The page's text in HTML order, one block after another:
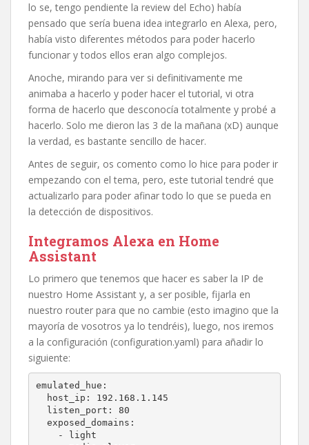
lo se, tengo pendiente la review del Echo) había
pensado que sería buena idea integrarlo en Alexa, pero,
había visto diferentes métodos para poder hacerlo
funcionar y todos ellos eran algo complejos.
Anoche, mirando para ver si definitivamente me
animaba a hacerlo y poder hacer el tutorial, vi otra
forma de hacerlo que desconocía totalmente y probé a
hacerlo. Solo me dieron las 3 de la mañana (xD) aunque
la verdad, es bastante sencillo de hacer.
Antes de seguir, os comento como lo hice para poder ir
empezando con el tema, pero, este tutorial tendré que
actualizarlo para poder afinar todo lo que se pueda en
la detección de dispositivos.
Integramos Alexa en Home
Assistant
Lo primero que tenemos que hacer es saber la IP de
nuestro Home Assistant y, a ser posible, fijarla en
nuestro router para que no cambie (esto imagino que la
mayoría de vosotros ya lo tendréis), luego, nos iremos
a la configuración (configuration.yaml) para añadir lo
siguiente:
emulated_hue: